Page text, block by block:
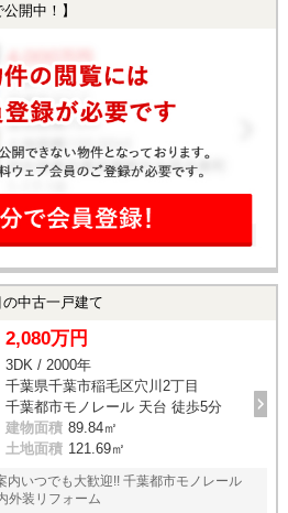
開中！】
中古一戸建て
2,080万円
3DK / 2000年
千葉県千葉市稲毛区穴川2丁目
千葉都市モノレール 天台 徒歩5分
建物面積 89.84㎡
土地面積 121.69㎡
いつでも大歓迎!! 千葉都市モノレール
外装リフォーム